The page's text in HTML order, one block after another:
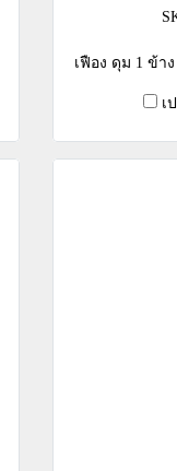
เฟือง ดุม 1 ข้าง
เ